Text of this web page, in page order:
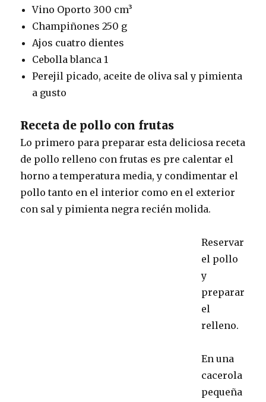
Vino Oporto 300 cm³
Champiñones 250 g
Ajos cuatro dientes
Cebolla blanca 1
Perejil picado, aceite de oliva sal y pimienta
a gusto
Receta de pollo con frutas
Lo primero para preparar esta deliciosa receta
de pollo relleno con frutas es pre calentar el
horno a temperatura media, y condimentar el
pollo tanto en el interior como en el exterior
con sal y pimienta negra recién molida.
Reservar
el pollo
y
preparar
el
relleno.
En una
cacerola
pequeña